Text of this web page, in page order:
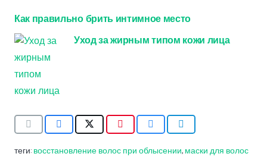
Как правильно брить интимное место
Уход за жирным типом кожи лица
теги:восстановление волос при облысении,маски для волос